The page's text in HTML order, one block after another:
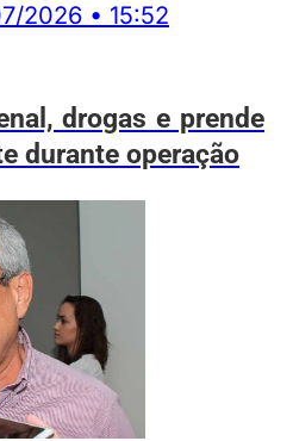
2026 • 15:52
drogas e prende
durante operação